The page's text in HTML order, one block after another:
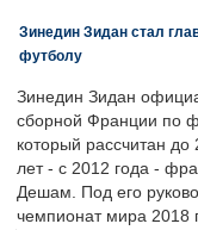
Зинедин Зидан стал
футболу
Зинедин Зидан
сборной Франции по
который рассчитан
лет - с 2012 года -
Дешам. Под его
чемпионат мира 2018